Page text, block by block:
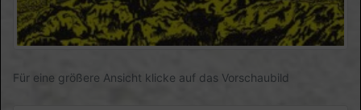
Für eine größere Ansicht klicke auf das Vorschaubild